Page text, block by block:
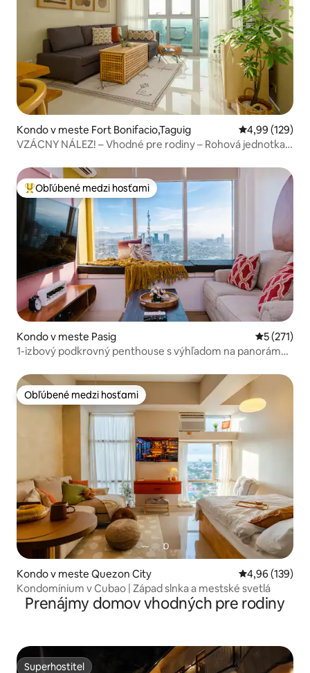
Kondo v meste Fort Bonifacio,Taguig Priemerné
4,99 (129)
VZÁCNY NÁLEZ! – Vhodné pre rodiny – Rohová jednotka –
Najobľúbenejšie medzi hosťami
Obľúbené medzi hosťami
Kondo v meste Pasig Priemerné
5 (271)
1-izbový podkrovný penthouse s výhľadom na panorámu |
Obľúbené medzi hosťami
Obľúbené medzi hosťami
Kondo v meste Quezon City Priemerné
4,96 (139)
Kondomínium v Cubao | Západ slnka a mestské svetlá
Prenájmy domov vhodných pre rodiny
Superhostiteľ